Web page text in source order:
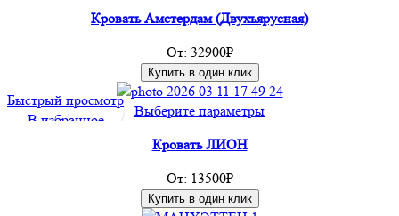
имеет
можно
выбрать
Кровать Амстердам (Двухъярусная)
От: 32900₽
Купить в один клик
Быстрый просмотр
В избранное
Выберите параметрыЭтот
Кровать ЛИОН
От: 13500₽
Купить в один клик